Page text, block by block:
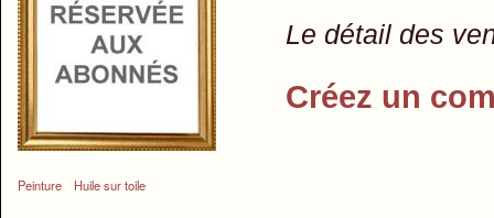
Peinture Huile sur toile
Le détail des
Créez un